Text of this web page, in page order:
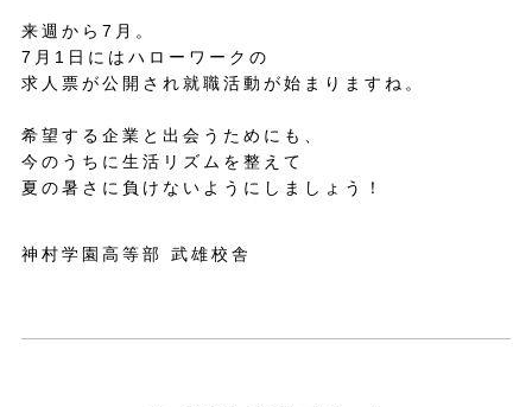
来週から7月。
7月1日にはハローワークの
求人票が公開され就職活動が始まりますね。
希望する企業と出会うためにも、
今のうちに生活リズムを整えて
夏の暑さに負けないようにしましょう！
神村学園高等部 武雄校舎